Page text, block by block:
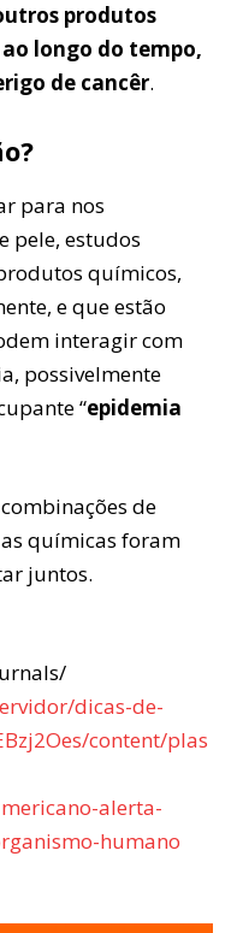
produtos
longo do tempo,
de cancêr.
para nos
pele, estudos
químicos,
e que estão
interagir com
possivelmente
“epidemia
de
químicas foram
juntos.
dicas-de-
content/plas
alerta-
humano